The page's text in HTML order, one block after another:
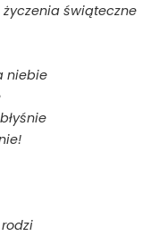
świąteczne
niebie